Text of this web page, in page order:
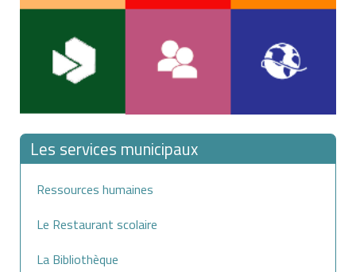
contraventions de 4ème classe (135 €) et d'une
Les services municipaux
Ressources humaines
Le Restaurant scolaire
La Bibliothèque